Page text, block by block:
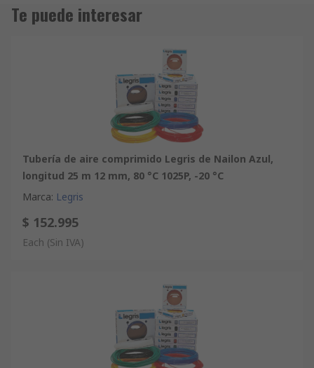
Te puede interesar
Tubería de aire comprimido Legris de Nailon Azul,
longitud 25 m 12 mm, 80 °C 1025P, -20 °C
Marca: Legris
$ 152.995
Each (Sin IVA)